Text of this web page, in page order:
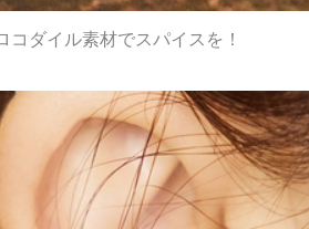
コダイル素材でスパイスを！